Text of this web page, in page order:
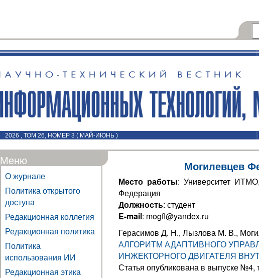
2026 , ТОМ 26, НОМЕР 3 ( МАЙ-ИЮНЬ )
Меню
О журнале
Политика открытого
доступа
Редакционная коллегия
Редакционная политика
Политика
использования ИИ
Редакционная этика
Могилевцев
Место работы: Университет
Федерация
Должность: студент
E-mail: mogfl@yandex.ru
Герасимов Д. Н., Лызлова М. В.,
АЛГОРИТМ АДАПТИВНОГО
ИНЖЕКТОРНОГО ДВИГАТЕЛЯ
Статья опубликована в выпуске №4,